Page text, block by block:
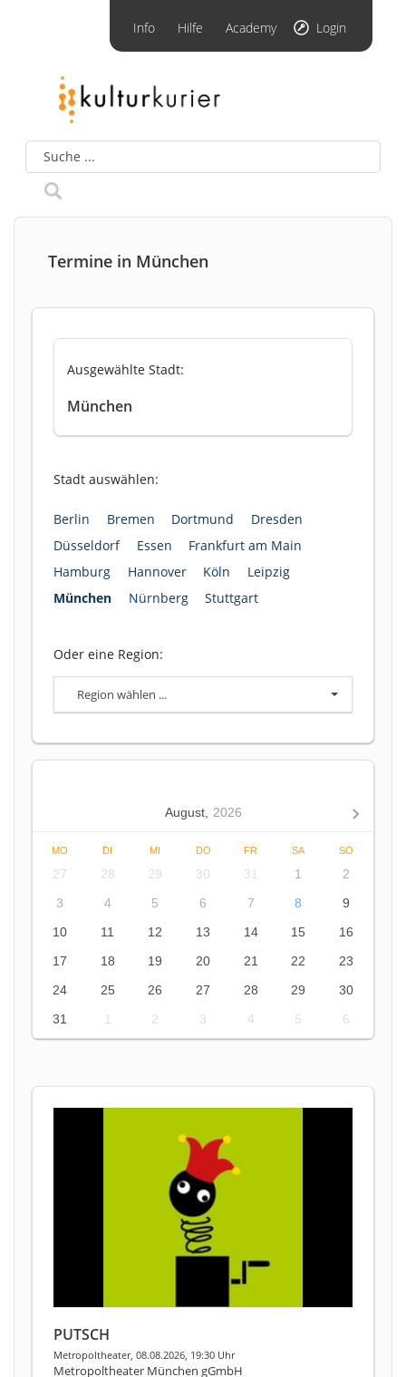
Info Hilfe Academy Login
Termine in München
Ausgewählte Stadt:
München
Stadt auswählen:
Berlin Bremen Dortmund
Dresden
Düsseldorf
Essen
Frankfurt am Main
Hamburg
Hannover Köln
Leipzig
München
Nürnberg Stuttgart
Oder eine Region:
Region wählen ...
August, 2026
MO DI MI DO FR SA SO
27 28 29 30 31 1
2
3
4 5 6 7 8
9
10
11 12 13 14 15
16
17
18 19 20 21 22
23
24
25 26 27 28 29
30
31
1 2 3 4 5 6
PUTSCH
Metropoltheater, 08.08.2026, 19:30 Uhr
Metropoltheater München gGmbH